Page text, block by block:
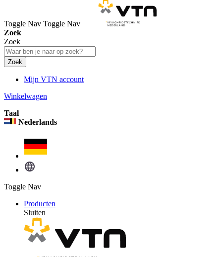
Toggle Nav Toggle Nav
Zoek
Zoek
Zoek
Mijn VTN account
Winkelwagen
Taal
Nederlands
Toggle Nav
Producten
Sluiten